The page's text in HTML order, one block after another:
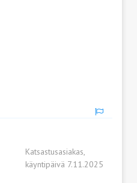
Katsastusasiakas,
käyntipäivä 7.11.2025